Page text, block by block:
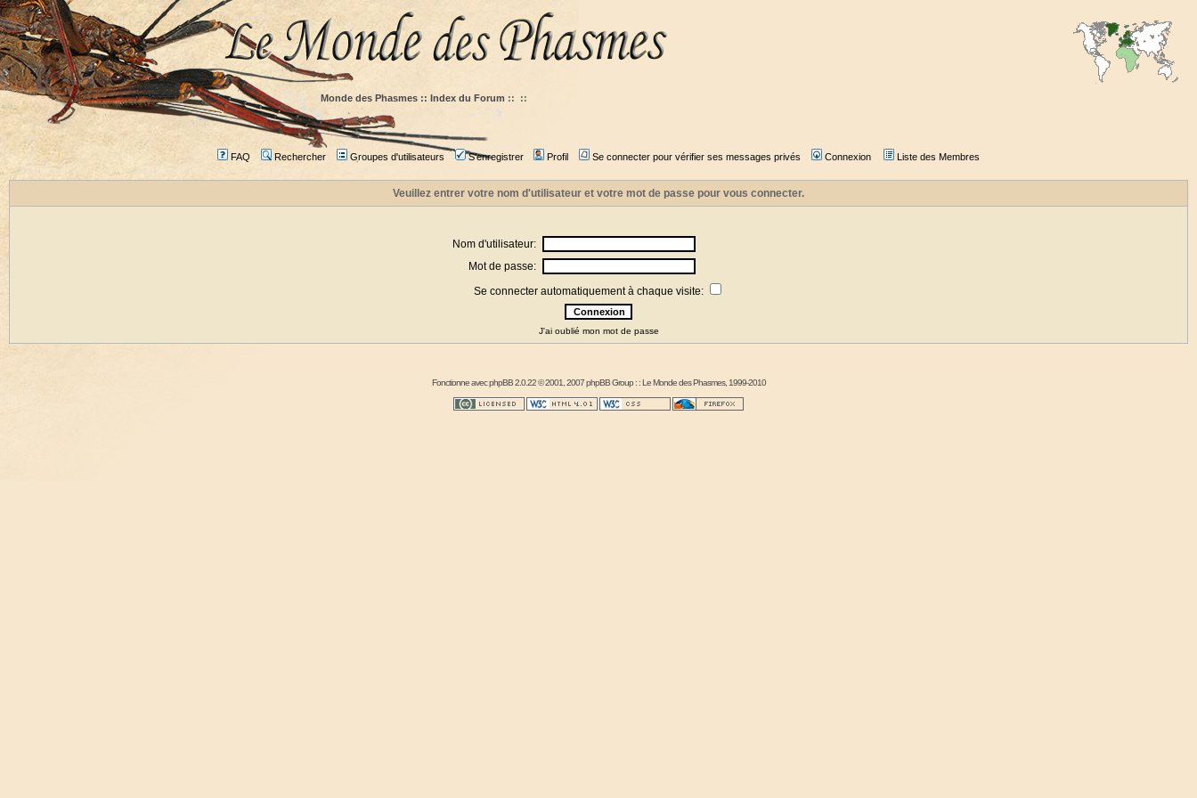
Monde des Phasmes :: Index du Forum :: ::
FAQ Rechercher Groupes d'utilisateurs S'enregistrer Profil Se connecter pour vérifier ses messages privés Connexion Liste des Membres
Veuillez entrer votre nom d'utilisateur et votre mot de passe pour vous connecter.
Nom d'utilisateur:
Mot de passe:
Se connecter automatiquement à chaque visite:
J'ai oublié mon mot de passe
Fonctionne avecphpBB2.0.22 © 2001, 2007 phpBB Group : :Le Monde des Phasmes, 1999-2010